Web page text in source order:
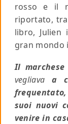
rosso e il
riportato,
libro, Julien
gran mondo
Il marchese
vegliava a
suoi nuovi
venire in